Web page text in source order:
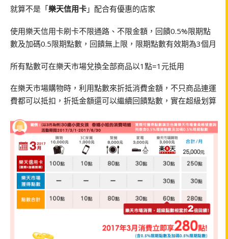
就算不是「樂天信用卡 」配合有優惠的店家
使用樂天信用卡刷卡不限通路、不限金額，回饋0.5%限期點
數及加碼0.5限期點數，回饋無上限，限期點數有效期為3個月
所有點數可在樂天市場兌換全部商品以1點=1元抵用
在樂天市場購物時，利用點數來折抵消費金額，不只商品連運
費都可以抵扣，折抵金額還可以繼續回饋點數，實在超級划算